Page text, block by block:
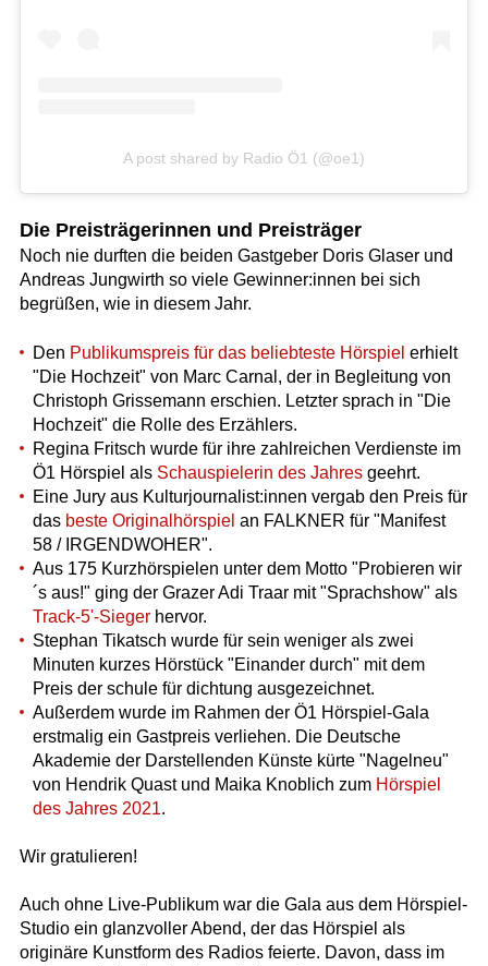
A post shared by Radio Ö1 (@oe1)
Die Preisträgerinnen und Preisträger
Noch nie durften die beiden Gastgeber Doris Glaser und
Andreas Jungwirth so viele Gewinner:innen bei sich
begrüßen, wie in diesem Jahr.
Den Publikumspreis für das beliebteste Hörspiel erhielt
"Die Hochzeit" von Marc Carnal, der in Begleitung von
Christoph Grissemann erschien. Letzter sprach in "Die
Hochzeit" die Rolle des Erzählers.
Regina Fritsch wurde für ihre zahlreichen Verdienste im
Ö1 Hörspiel als Schauspielerin des Jahresgeehrt.
Eine Jury aus Kulturjournalist:innen vergab den Preis für
das beste Originalhörspiel an FALKNER für "Manifest
58 / IRGENDWOHER".
Aus 175 Kurzhörspielen unter dem Motto "Probieren wir
´s aus!" ging der Grazer Adi Traar mit "Sprachshow" als
Track-5'-Siegerhervor.
Stephan Tikatsch wurde für sein weniger als zwei
Minuten kurzes Hörstück "Einander durch" mit dem
Preis der schule für dichtung ausgezeichnet.
Außerdem wurde im Rahmen der Ö1 Hörspiel-Gala
erstmalig ein Gastpreis verliehen. Die Deutsche
Akademie der Darstellenden Künste kürte "Nagelneu"
von Hendrik Quast und Maika Knoblich zum Hörspiel
des Jahres 2021.
Wir gratulieren!
Auch ohne Live-Publikum war die Gala aus dem Hörspiel-
Studio ein glanzvoller Abend, der das Hörspiel als
originäre Kunstform des Radios feierte. Davon, dass im